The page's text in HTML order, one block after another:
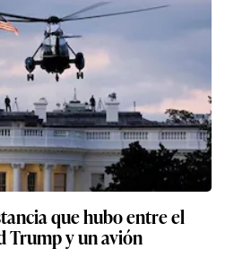
que hubo entre el
Trump y un avión